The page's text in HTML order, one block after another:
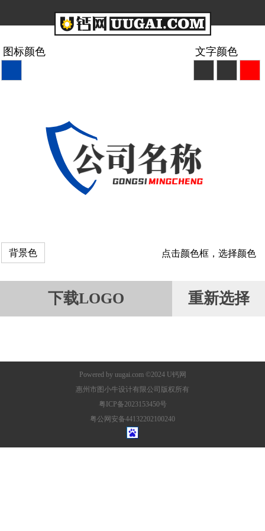
下载LOGO 重新选择
Powered by uugai.com©2024 U钙网
惠州市图小牛设计有限公司版权所有
粤ICP备2023153450号
粤公网安备44132202100240